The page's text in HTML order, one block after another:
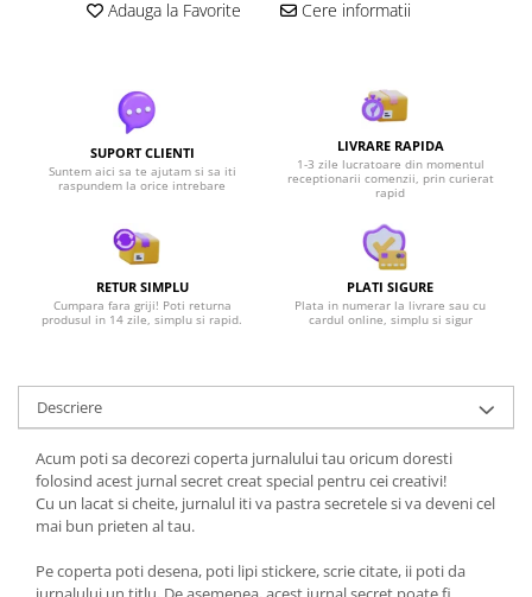
Adauga la Favorite Cere informatii
SUPORT CLIENTI
Suntem aici sa te ajutam si sa iti
raspundem la orice intrebare
LIVRARE RAPIDA
1-3 zile lucratoare din momentul
receptionarii comenzii, prin curierat
rapid
RETUR SIMPLU
Cumpara fara griji! Poti returna
produsul in 14 zile, simplu si rapid.
PLATI SIGURE
Plata in numerar la livrare sau cu
cardul online, simplu si sigur
Descriere
Acum poti sa decorezi coperta jurnalului tau oricum doresti
folosind acest jurnal secret creat special pentru cei creativi!
Cu un lacat si cheite, jurnalul iti va pastra secretele si va deveni cel
mai bun prieten al tau.
Pe coperta poti desena, poti lipi stickere, scrie citate, ii poti da